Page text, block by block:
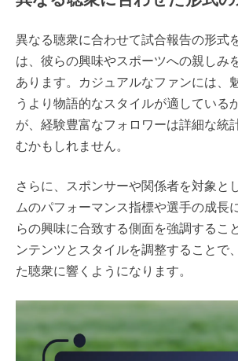
異なる聴衆に合わせて試合報告の形式
は、彼らの興味やスポーツへの親しみ
あります。カジュアルなファンには、
うより物語的なスタイルが適している
が、経験豊富なフォロワーは詳細な統
むかもしれません。
さらに、スポンサーや関係者を対象と
ムのパフォーマンス指標や選手の成長
らの興味に合致する側面を強調するこ
ンテンツとスタイルを調整することで
た聴衆に響くようになります。